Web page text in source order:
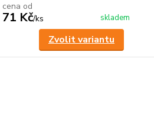
cena od
71 Kč/ks skladem
Zvolit variantu